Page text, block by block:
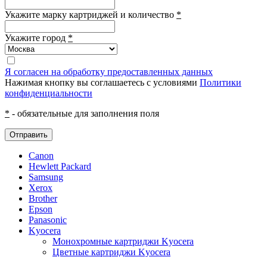
Укажите марку картриджей и количество *
Укажите город *
Я согласен на обработку предоставленных данных
Нажимая кнопку вы соглашаетесь с условиями Политики
конфиденциальности
* - обязательные для заполнения поля
Отправить
Canon
Hewlett Packard
Samsung
Xerox
Brother
Epson
Panasonic
Kyocera
Монохромные картриджи Kyocera
Цветные картриджи Kyocera